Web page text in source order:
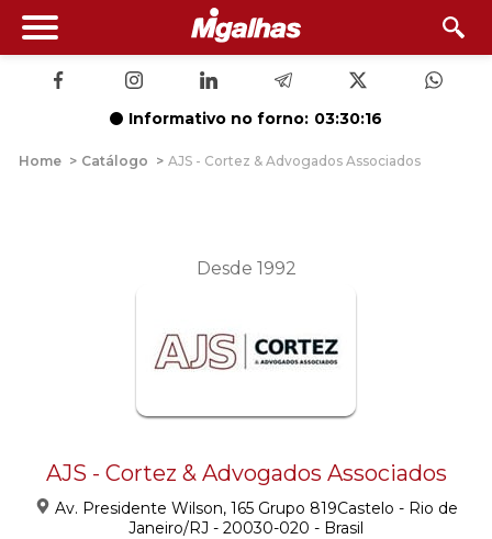
Informativo no forno: 03:30:15
Home > Catálogo > AJS - Cortez & Advogados Associados
Desde 1992
AJS - Cortez & Advogados Associados
Av. Presidente Wilson, 165 Grupo 819Castelo - Rio de
Janeiro/RJ - 20030-020 - Brasil